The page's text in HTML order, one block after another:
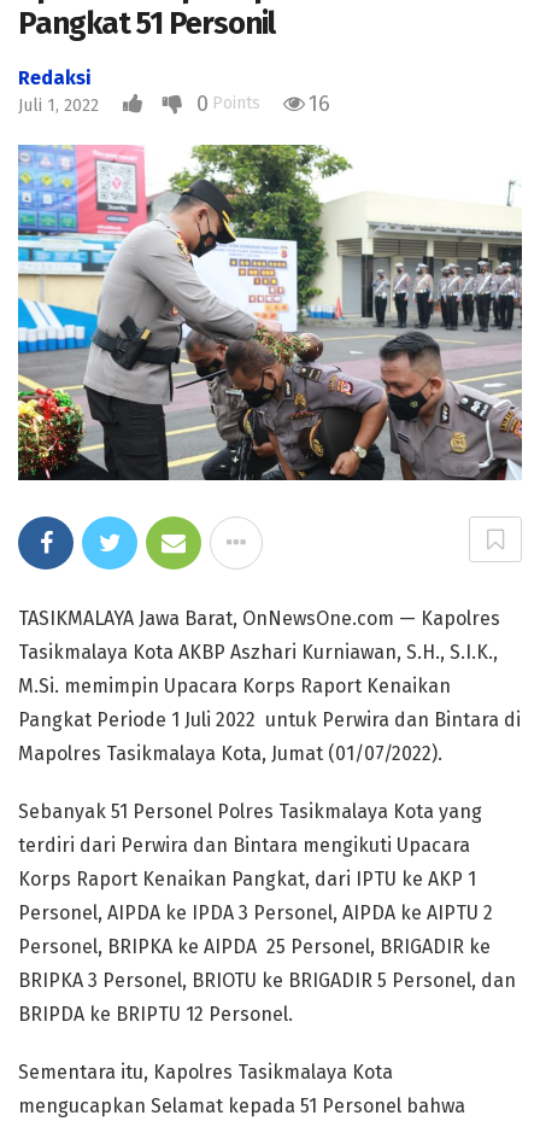
Pangkat 51 Personil
Redaksi
Juli 1, 2022 0 Points 16
TASIKMALAYA Jawa Barat, OnNewsOne.com — Kapolres
Tasikmalaya Kota AKBP Aszhari Kurniawan, S.H., S.I.K.,
M.Si. memimpin Upacara Korps Raport Kenaikan
Pangkat Periode 1 Juli 2022 untuk Perwira dan Bintara di
Mapolres Tasikmalaya Kota, Jumat (01/07/2022).
Sebanyak 51 Personel Polres Tasikmalaya Kota yang
terdiri dari Perwira dan Bintara mengikuti Upacara
Korps Raport Kenaikan Pangkat, dari IPTU ke AKP 1
Personel, AIPDA ke IPDA 3 Personel, AIPDA ke AIPTU 2
Personel, BRIPKA ke AIPDA 25 Personel, BRIGADIR ke
BRIPKA 3 Personel, BRIOTU ke BRIGADIR 5 Personel, dan
BRIPDA ke BRIPTU 12 Personel.
Sementara itu, Kapolres Tasikmalaya Kota
mengucapkan Selamat kepada 51 Personel bahwa